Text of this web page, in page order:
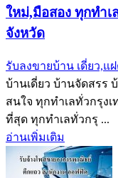
ใหม่,มือสอง ทุกทำ
จังหวัด
รับลงขายบ้าน เดี่ยว,แ
บ้านเดี่ยว บ้านจัดสรร
สนใจ ทุกทำเลทั่วกรุง
ที่สุด ทุกทำเลทั่วกรุ ...
อ่านเพิ่มเติม